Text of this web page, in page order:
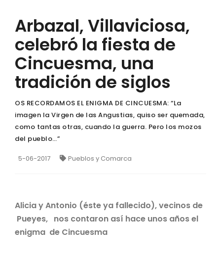
Arbazal, Villaviciosa,
celebró la fiesta de
Cincuesma, una
tradición de siglos
OS RECORDAMOS EL ENIGMA DE CINCUESMA: “La
imagen la Virgen de las Angustias, quiso ser quemada,
como tantas otras, cuando la guerra. Pero los mozos
del pueblo…”
5-06-2017 Pueblos y Comarca
Alicia y Antonio (éste ya fallecido), vecinos de
Pueyes, nos contaron así hace unos años el
enigma de Cincuesma